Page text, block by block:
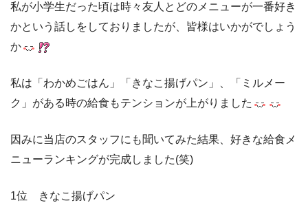
私が小学生だった頃は時々友人とどのメニューが一番好き
かという話しをしておりましたが、皆様はいかがでしょう
か
私は「わかめごはん」「きなこ揚げパン」、「ミルメー
ク」がある時の給食もテンションが上がりました
因みに当店のスタッフにも聞いてみた結果、好きな給食メ
ニューランキングが完成しました(笑)
1位 きなこ揚げパン